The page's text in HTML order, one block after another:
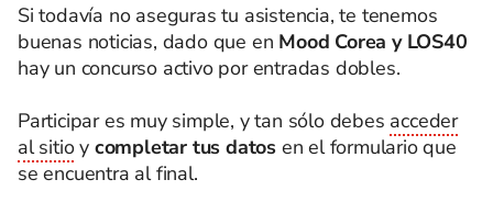
Si todavía no aseguras tu asistencia, te tenemos
buenas noticias, dado que en Mood Corea y LOS40
hay un concurso activo por entradas dobles.
Participar es muy simple, y tan sólo debes acceder
al sitioy completar tus datos en el formulario que
se encuentra al final.